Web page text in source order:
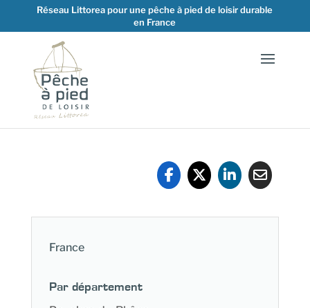
Réseau Littorea pour une pêche à pied de loisir durable
en France
France
Par département